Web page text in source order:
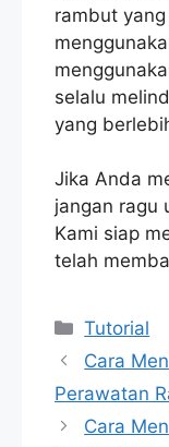
rambut
selalu
yang
Jika Anda
jangan ragu
Kami siap
telah
Categories
Tutorial
Cara
Perawatan
Cara